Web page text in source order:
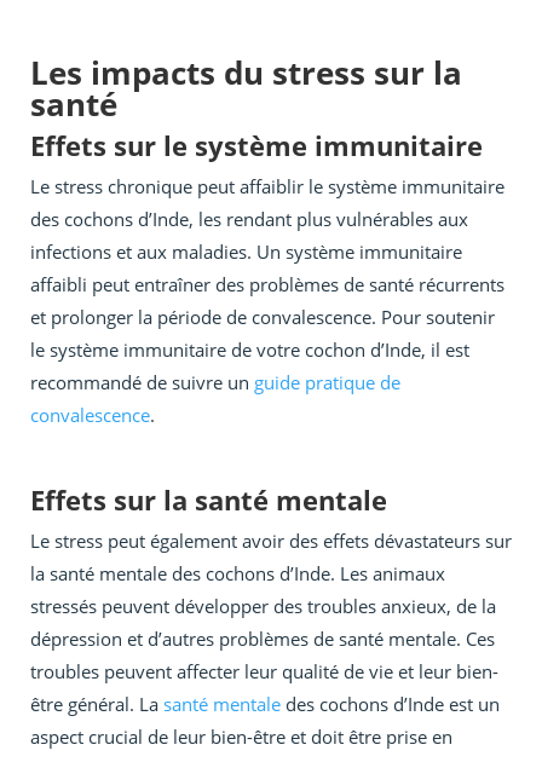
Les impacts du stress sur la
santé
Effets sur le système immunitaire
Le stress chronique peut affaiblir le système immunitaire
des cochons d’Inde, les rendant plus vulnérables aux
infections et aux maladies. Un système immunitaire
affaibli peut entraîner des problèmes de santé récurrents
et prolonger la période de convalescence. Pour soutenir
le système immunitaire de votre cochon d’Inde, il est
recommandé de suivre un guide pratique de
convalescence.
Effets sur la santé mentale
Le stress peut également avoir des effets dévastateurs sur
la santé mentale des cochons d’Inde. Les animaux
stressés peuvent développer des troubles anxieux, de la
dépression et d’autres problèmes de santé mentale. Ces
troubles peuvent affecter leur qualité de vie et leur bien-
être général. La santé mentale des cochons d’Inde est un
aspect crucial de leur bien-être et doit être prise en